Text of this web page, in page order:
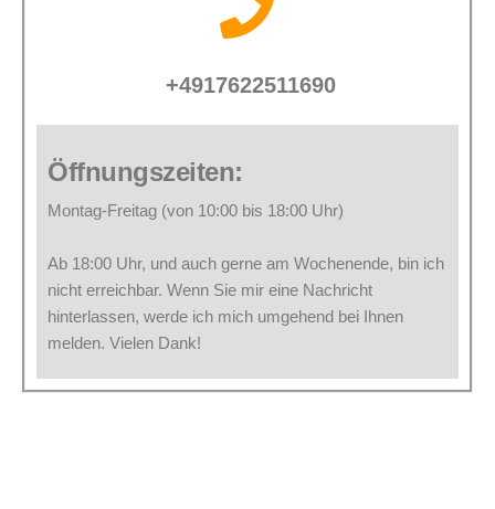
+4917622511690
Öffnungszeiten:
Montag-Freitag (von 10:00 bis 18:00 Uhr)
Ab 18:00 Uhr, und auch gerne am Wochenende, bin ich
nicht erreichbar. Wenn Sie mir eine Nachricht
hinterlassen, werde ich mich umgehend bei Ihnen
melden. Vielen Dank!